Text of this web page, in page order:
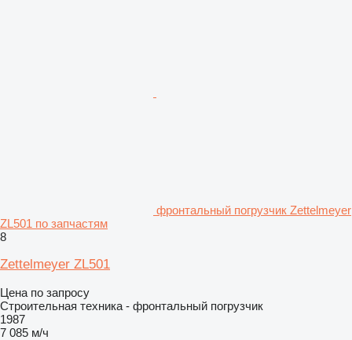
фронтальный погрузчик Zettelmeyer
ZL501 по запчастям
8
Zettelmeyer ZL501
Цена по запросу
Строительная техника - фронтальный погрузчик
1987
7 085 м/ч